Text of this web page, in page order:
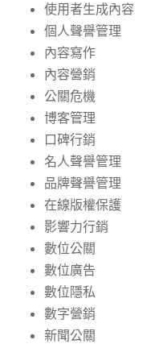
使用者生成內容
個人聲譽管理
內容寫作
內容營銷
公關危機
博客管理
口碑行銷
名人聲譽管理
品牌聲譽管理
在線版權保護
影響力行銷
數位公關
數位廣告
數位隱私
數字營銷
新聞公關